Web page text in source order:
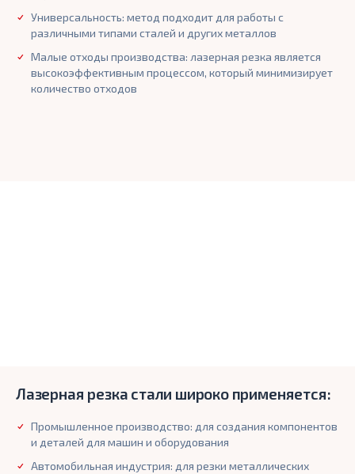
Универсальность: метод подходит для работы с
различными типами сталей и других металлов
Малые отходы производства: лазерная резка является
высокоэффективным процессом, который минимизирует
количество отходов
Лазерная резка стали широко применяется:
Промышленное производство: для создания компонентов
и деталей для машин и оборудования
Автомобильная индустрия: для резки металлических